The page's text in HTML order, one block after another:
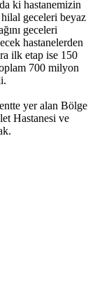
ki hastanemizin
geceleri beyaz
geceleri
hastanelerden
ilk etap ise 150
700 milyon
yer alan Bölge
Hastanesi ve